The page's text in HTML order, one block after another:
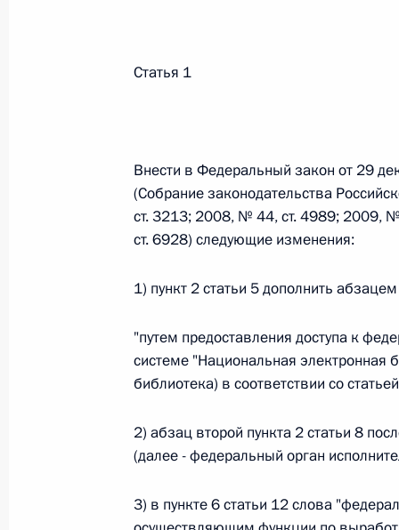
Федеральный закон от
О внесении изменений в Трудовой
26 июля 2026 года
Федеральный закон от
О внесении изменений в Федеральный
26 июля 2026 года
Федеральный закон от
Статья 1
Внести в Федеральный закон от 29
(Собрание законодательства
ст. 3213; 2008, № 44, ст. 4989; 2009,
ст. 6928) следующие изменения:
1) пункт 2 статьи 5 дополнить
"путем предоставления доступа к
системе "Национальная электронная
библиотека) в соответствии со
2) абзац второй пункта 2 статьи 8
(далее - федеральный орган
3) в пункте 6 статьи 12 слова